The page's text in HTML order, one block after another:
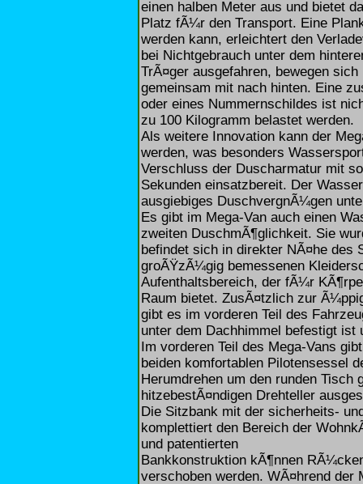
einen halben Meter aus und bietet
Platz fÃ¼r den Transport. Eine
werden kann, erleichtert den
bei Nichtgebrauch unter dem
TrÃ¤ger ausgefahren, bewegen
gemeinsam mit nach hinten. Eine
oder eines Nummernschildes ist
zu 100 Kilogramm belastet werden.
Als weitere Innovation kann der
werden, was besonders
Verschluss der Duscharmatur mit
Sekunden einsatzbereit. Der
ausgiebiges DuschvergnÃ¼gen
Es gibt im Mega-Van auch einen
zweiten DuschmÃ¶glichkeit. Sie
befindet sich in direkter NÃ¤he des
groÃŸzÃ¼gig bemessenen
Aufenthaltsbereich, der fÃ¼r
Raum bietet. ZusÃ¤tzlich zur
gibt es im vorderen Teil des
unter dem Dachhimmel befestigt ist
Im vorderen Teil des Mega-Vans
beiden komfortablen Pilotensessel
Herumdrehen um den runden
hitzebestÃ¤ndigen Drehteller
Die Sitzbank mit der sicherheits-
komplettiert den Bereich der
und patentierten
Bankkonstruktion kÃ¶nnen
verschoben werden. WÃ¤hrend